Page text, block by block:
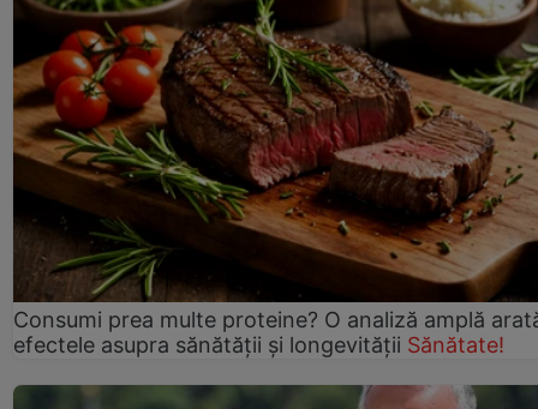
Consumi prea multe proteine? O analiză amplă
efectele asupra sănătății și longevității Sănătate!